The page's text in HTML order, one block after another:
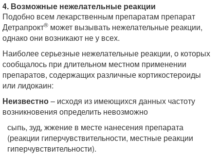
4. Возможные нежелательные реакции
Подобно всем лекарственным препаратам препарат
Детрапрокт® может вызывать нежелательные реакции,
однако они возникают не у всех.
Наиболее серьезные нежелательные реакции, о которых
сообщалось при длительном местном применении
препаратов, содержащих различные кортикостероиды
или лидокаин:
Неизвестно– исходя из имеющихся данных частоту
возникновения определить невозможно
сыпь, зуд, жжение в месте нанесения препарата
(реакции гиперчувствительности, местные реакции
гиперчувствительности).